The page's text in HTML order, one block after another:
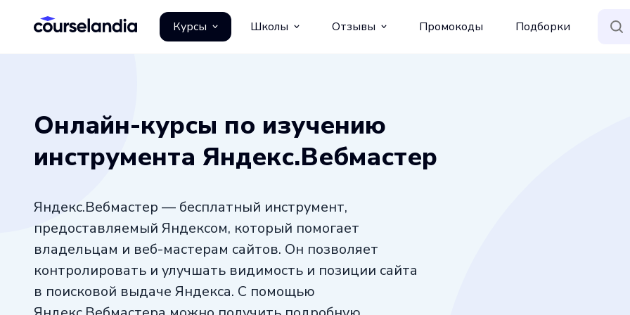
Курсы Школы Отзывы Промокоды Подборки
Онлайн-курсы по изучению
инструмента Яндекс.Вебмастер
Яндекс.Вебмастер — бесплатный инструмент,
предоставляемый Яндексом, который помогает
владельцам и веб-мастерам сайтов. Он позволяет
контролировать и улучшать видимость и позиции сайта
в поисковой выдаче Яндекса. С помощью